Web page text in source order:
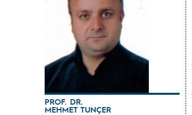
PROF. DR.
MEHMET TUNÇER